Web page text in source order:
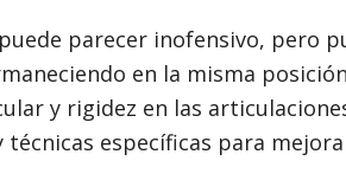
parecer inofensivo, pero
en la misma
y rigidez en las
técnicas específicas para